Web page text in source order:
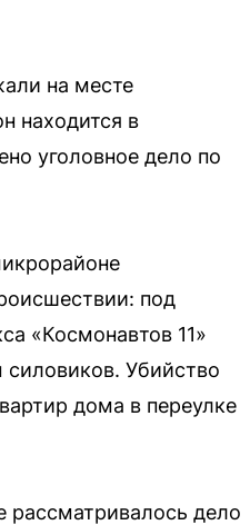
на месте
находится в
уголовное дело по
под
«Космонавтов 11»
Убийство
дома в переулке
рассматривалось дело